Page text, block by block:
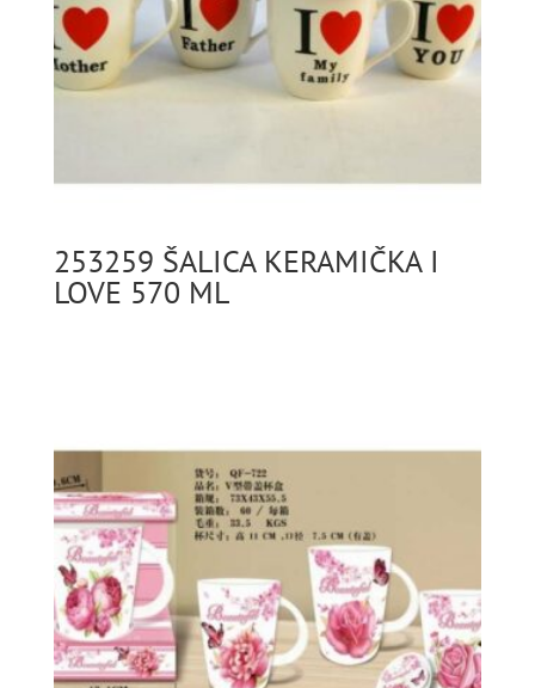
253259 ŠALICA KERAMIČKA I
LOVE 570 ML